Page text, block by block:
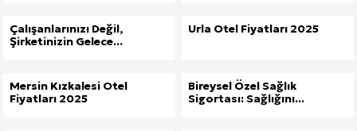
Çalışanlarınızı Değil,
Şirketinizin Gelece...
Urla Otel Fiyatları 2025
Mersin Kızkalesi Otel
Fiyatları 2025
Bireysel Özel Sağlık
Sigortası: Sağlığını...